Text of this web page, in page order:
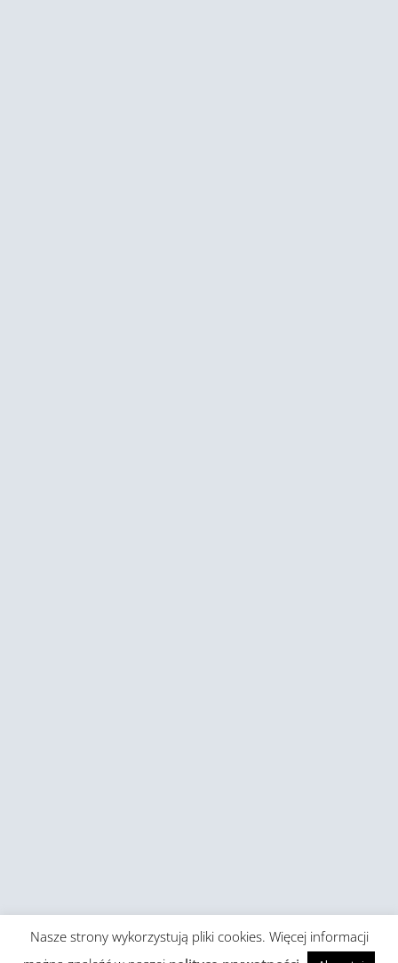
Nasze strony wykorzystują pliki cookies. Więcej informacji